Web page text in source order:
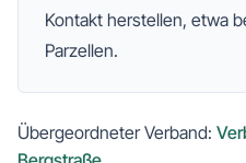
Kontakt herstellen, etwa
Parzellen.
Übergeordneter Verband: